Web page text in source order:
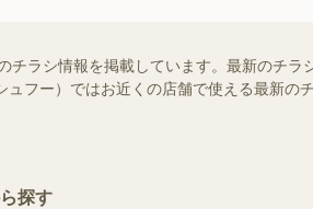
チラシ情報を掲載しています。最新のチ
ュフー）ではお近くの店舗で使える最新の
探す